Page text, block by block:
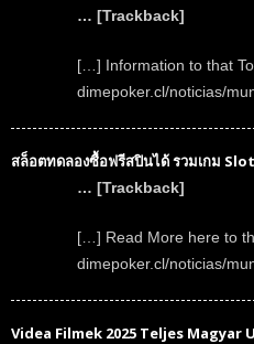
… [Trackback]
[…] Information to that
dimepoker.cl/noticias/
สล็อตทดลองซื้อฟรีสปินได้ รวมเกม
… [Trackback]
[…] Read More here to
dimepoker.cl/noticias/
Videa Filmek 2025 Teljes Magyar